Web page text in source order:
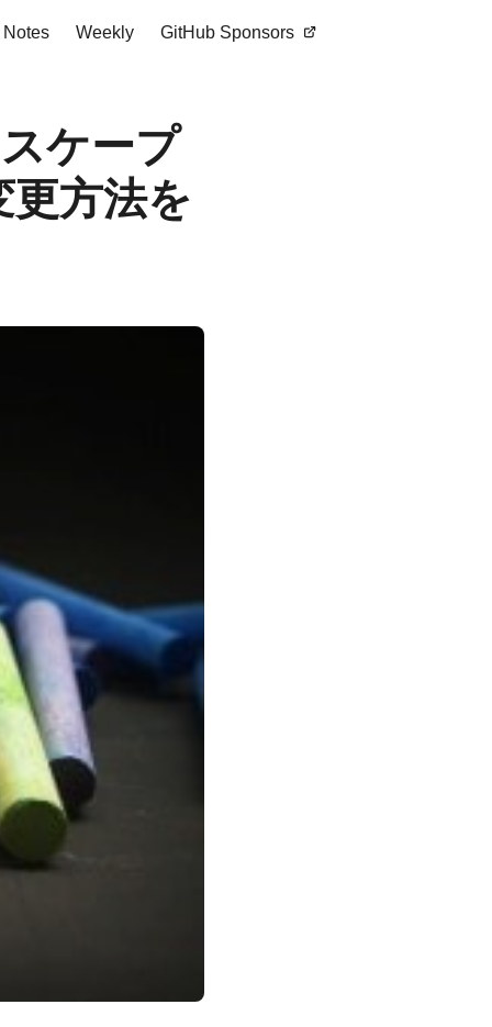
Notes Weekly GitHub Sponsors
ケープ
更方法を